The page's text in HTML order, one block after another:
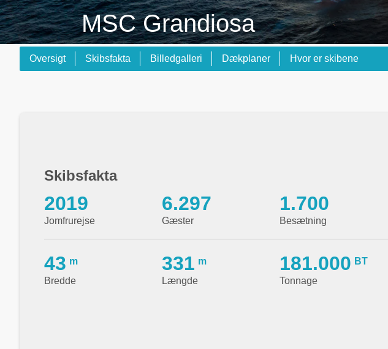
MSC Grandiosa
Oversigt Skibsfakta Billedgalleri Dækplaner Hvor er skibene
Skibsfakta
Jomfrurejse
2019
Gæster
6.297
Besætning
1.700
Bredde
43 m
Længde
331 m
Tonnage
181.000 BT